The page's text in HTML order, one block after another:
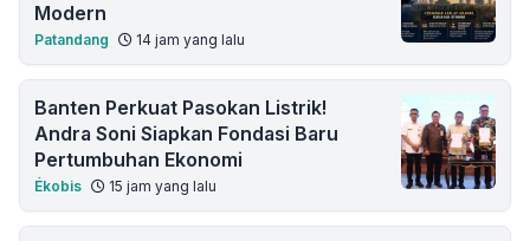
Modern
Patandang 14 jam yang lalu
Banten Perkuat Pasokan Listrik!
Andra Soni Siapkan Fondasi Baru
Pertumbuhan Ekonomi
Ékobis 15 jam yang lalu